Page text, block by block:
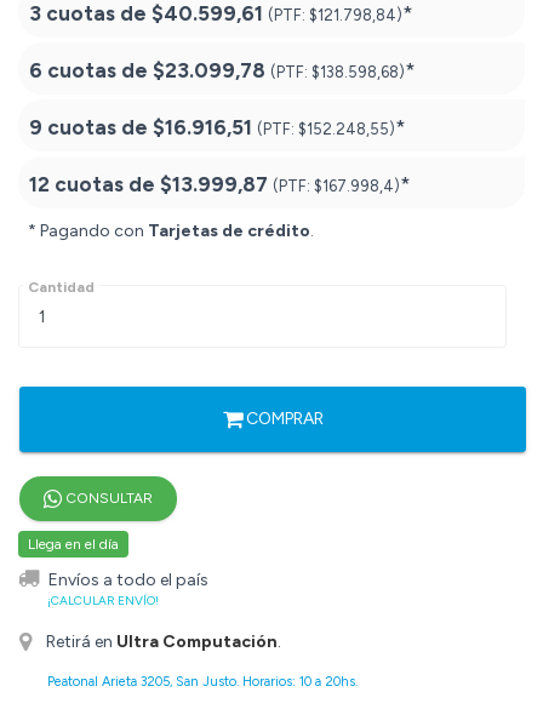
3 cuotas de $40.599,61 (PTF: $121.798,84)*
6 cuotas de $23.099,78 (PTF: $138.598,68)*
9 cuotas de $16.916,51 (PTF: $152.248,55)*
12 cuotas de $13.999,87 (PTF: $167.998,4)*
* Pagando con Tarjetas de crédito.
Cantidad
COMPRAR
CONSULTAR
Llega en el día
Envíos a todo el país
¡CALCULAR ENVÍO!
Retirá en Ultra Computación.
Peatonal Arieta 3205, San Justo. Horarios: 10 a 20hs.